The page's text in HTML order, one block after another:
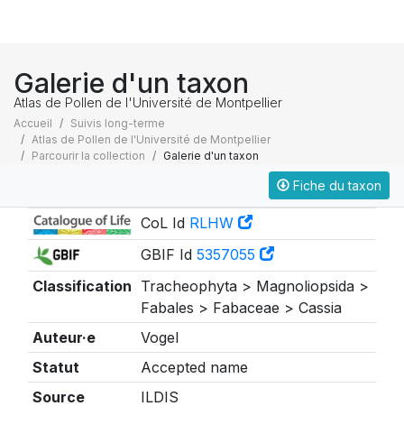
Galerie d'un taxon
Atlas de Pollen de l'Université de Montpellier
Accueil
Suivis long-terme
Atlas de Pollen de l'Université de Montpellier
Parcourir la collection
Galerie d'un taxon
Fiche du taxon
CoL Id RLHW
GBIF Id 5357055
Classification Tracheophyta > Magnoliopsida >
Fabales > Fabaceae > Cassia
Auteur·e
Vogel
Statut
Accepted name
Source
ILDIS